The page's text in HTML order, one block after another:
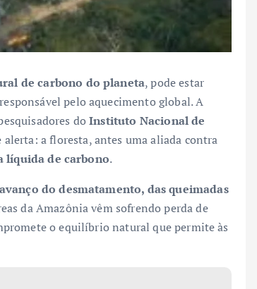
de carbono do planeta, pode estar
pelo aquecimento global. A
doInstituto Nacional de
alerta: a floresta, antes uma aliada contra
líquida de carbono.
avanço do desmatamento, das queimadas
da Amazônia vêm sofrendo perda de
o equilíbrio natural que permite às